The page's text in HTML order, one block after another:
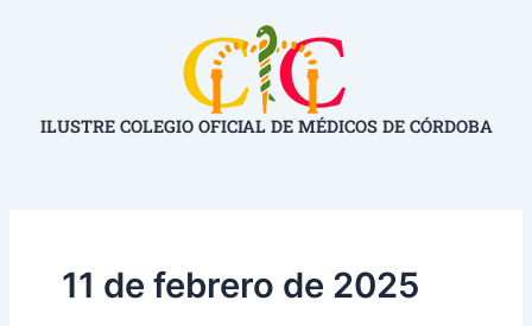
ILUSTRE COLEGIO OFICIAL DE MÉDICOS DE CÓRDOBA
11 de febrero de 2025